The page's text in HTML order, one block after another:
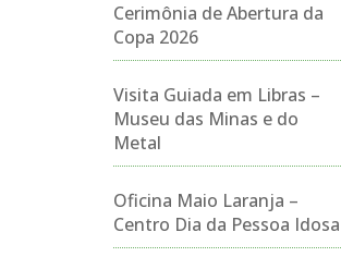
Cerimônia de Abertura da
Copa 2026
Visita Guiada em Libras –
Museu das Minas e do
Metal
Oficina Maio Laranja –
Centro Dia da Pessoa Idosa